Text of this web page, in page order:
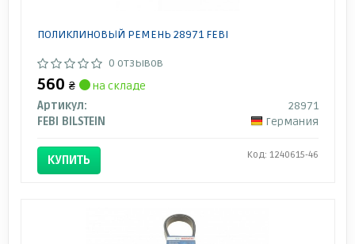
ПОЛИКЛИНОВЫЙ РЕМЕНЬ 28971 FEBI
0 отзывов
560 ₴
на складе
Артикул:
28971
FEBI BILSTEIN
Германия
КУПИТЬ Код: 1240615-46